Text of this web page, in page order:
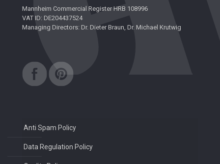
Mannheim Commercial Register HRB 108996
VAT ID: DE204437524
Managing Directors: Dr. Dieter Braun, Dr. Michael Krutwig
Anti Spam Policy
Data Regulation Policy